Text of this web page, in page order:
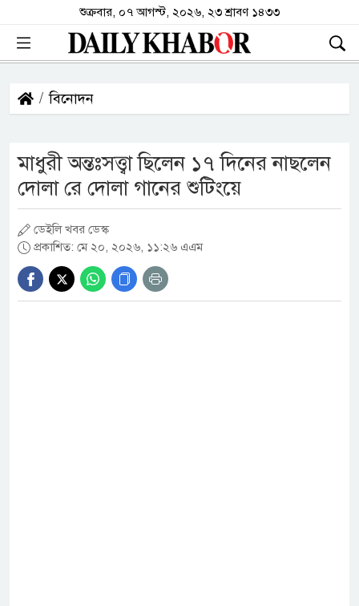
শুক্রবার, ০৭ আগস্ট, ২০২৬, ২৩ শ্রাবণ ১৪৩৩
বিনোদন
মাধুরী অন্তঃসত্ত্বা ছিলেন ১৭ দিনের নাছলেন
দোলা রে দোলা গানের শুটিংয়ে
ডেইলি খবর ডেস্ক
প্রকাশিত: মে ২০, ২০২৬, ১১:২৬ এএম